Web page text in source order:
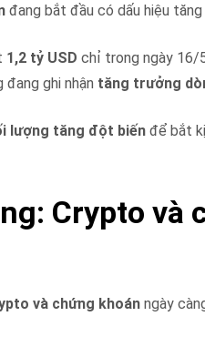
đang bắt đầu có dấu hiệu
1,2 tỷ USD chỉ trong ngày 16/
ghi nhận tăng trưởng
lượng tăng đột biến để bắt
Crypto và
và chứng khoán ngày